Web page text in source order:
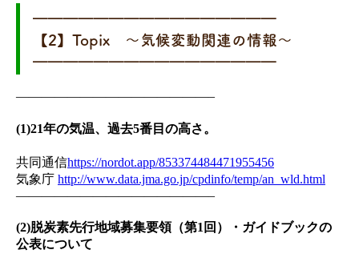
━━━━━━━━━━━━━━━━
【2】Topix ～気候変動関連の情報～
━━━━━━━━━━━━━━━━
———————————————–
(1)21年の気温、過去5番目の高さ。
共同通信https://nordot.app/853374484471955456
気象庁 http://www.data.jma.go.jp/cpdinfo/temp/an_wld.html
———————————————–
(2)脱炭素先行地域募集要領（第1回）・ガイドブックの
公表について